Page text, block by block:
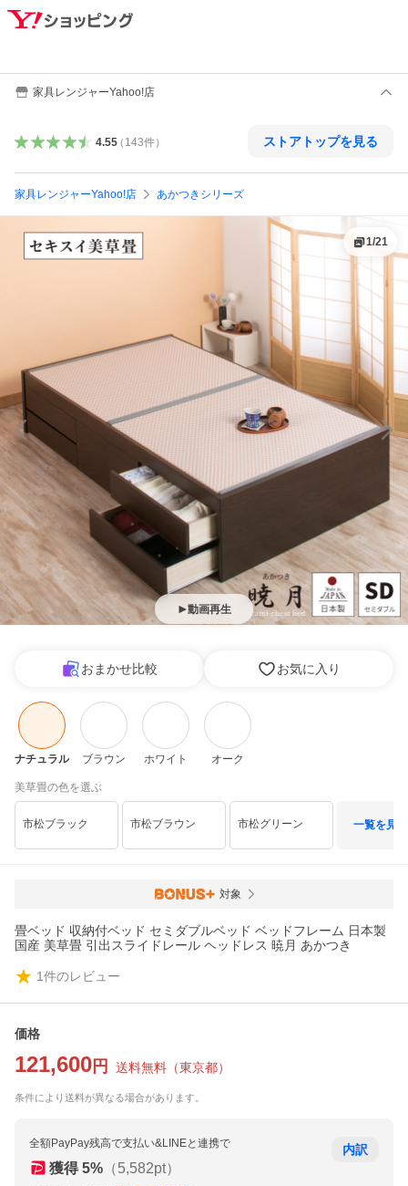
家具レンジャーYahoo!店
4.55（ 143件） ストアトップを見る
家具レンジャーYahoo!店 あかつきシリーズ
動画再生
1/21
おまかせ比較 お気に入り
ナチュラル ブラウン ホワイト オーク
美草畳の色を選ぶ
市松ブラック 市松ブラウン 市松グリーン 一覧を見る
対象
畳ベッド 収納付ベッド セミダブルベッド ベッドフレーム 日本製
国産 美草畳 引出スライドレール ヘッドレス 暁月 あかつき
1件のレビュー
価格
121,600 円 送料無料 （東京都）
条件により送料が異なる場合があります。
全額PayPay残高で支払い&LINEと連携で
獲得 5% （5,582pt）
内訳